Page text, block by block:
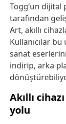
Togg’un dijital
tarafından
Art, akıllı
Kullanıcılar
sanat
indirip, arka
Akıllı
yolu